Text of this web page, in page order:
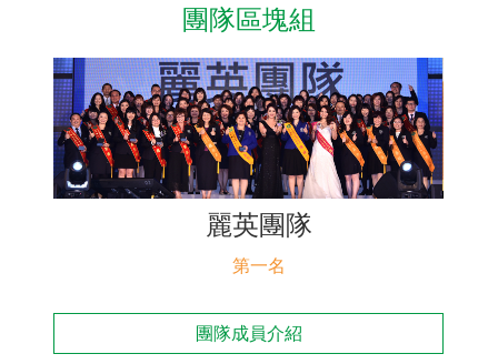
網站連結
聯絡我們
團隊區塊組
麗英團隊
第一名
團隊成員介紹